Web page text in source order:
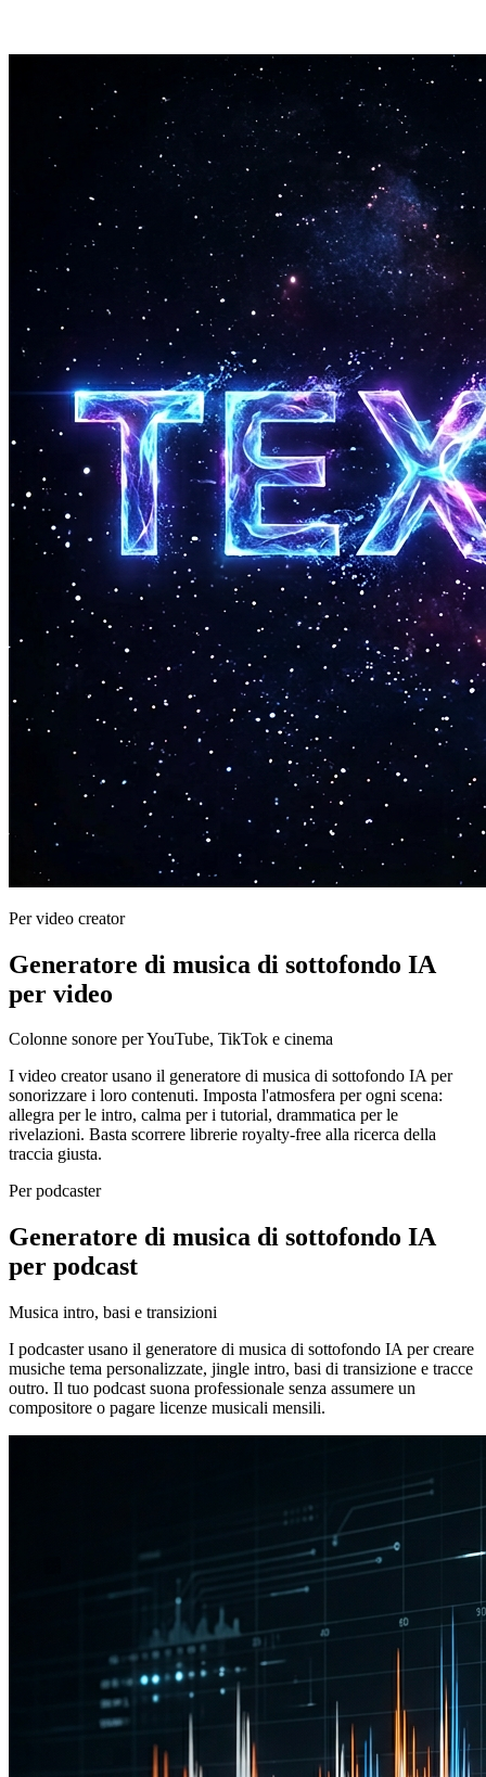
Per video creator
Generatore di musica di sottofondo IA
per video
Colonne sonore per YouTube, TikTok e cinema
I video creator usano il generatore di musica di sottofondo IA per
sonorizzare i loro contenuti. Imposta l'atmosfera per ogni scena:
allegra per le intro, calma per i tutorial, drammatica per le
rivelazioni. Basta scorrere librerie royalty-free alla ricerca della
traccia giusta.
Per podcaster
Generatore di musica di sottofondo IA
per podcast
Musica intro, basi e transizioni
I podcaster usano il generatore di musica di sottofondo IA per creare
musiche tema personalizzate, jingle intro, basi di transizione e tracce
outro. Il tuo podcast suona professionale senza assumere un
compositore o pagare licenze musicali mensili.